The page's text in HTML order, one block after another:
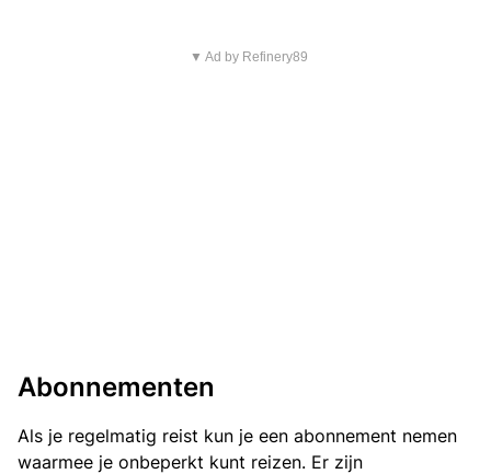
▼ Ad by Refinery89
Abonnementen
Als je regelmatig reist kun je een abonnement nemen
waarmee je onbeperkt kunt reizen. Er zijn